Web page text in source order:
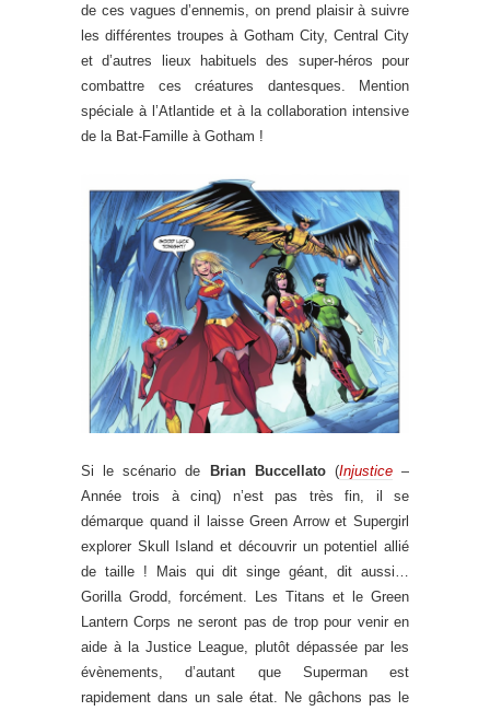
de ces vagues d’ennemis, on prend plaisir à suivre
les différentes troupes à Gotham City, Central City
et d’autres lieux habituels des super-héros pour
combattre ces créatures dantesques. Mention
spéciale à l’Atlantide et à la collaboration intensive
de la Bat-Famille à Gotham !
Si le scénario de Brian Buccellato(Injustice–
Année trois à cinq) n’est pas très fin, il se
démarque quand il laisse Green Arrow et Supergirl
explorer Skull Island et découvrir un potentiel allié
de taille ! Mais qui dit singe géant, dit aussi…
Gorilla Grodd, forcément. Les Titans et le Green
Lantern Corps ne seront pas de trop pour venir en
aide à la Justice League, plutôt dépassée par les
évènements, d’autant que Superman est
rapidement dans un sale état. Ne gâchons pas le